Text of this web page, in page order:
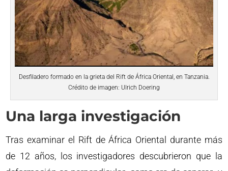
Desfiladero formado en la grieta del Rift de África Oriental, en Tanzania.
Crédito de imagen: Ulrich Doering
Una larga investigación
Tras examinar el Rift de África Oriental durante más
de 12 años, los investigadores descubrieron que la